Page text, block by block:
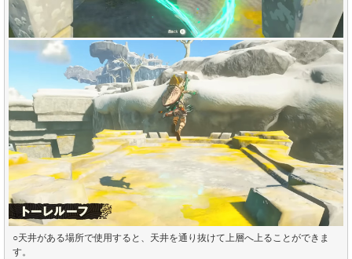
○天井がある場所で使用すると、天井を通り抜けて上層へ上ることができま
す。